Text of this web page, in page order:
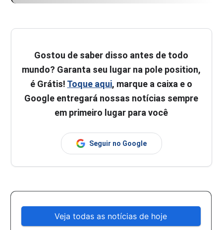
Gostou de saber disso antes de todo
mundo? Garanta seu lugar na pole position,
é Grátis! Toque aqui, marque a caixa e o
Google entregará nossas notícias sempre
em primeiro lugar para você
Seguir no Google
Veja todas as notícias de hoje